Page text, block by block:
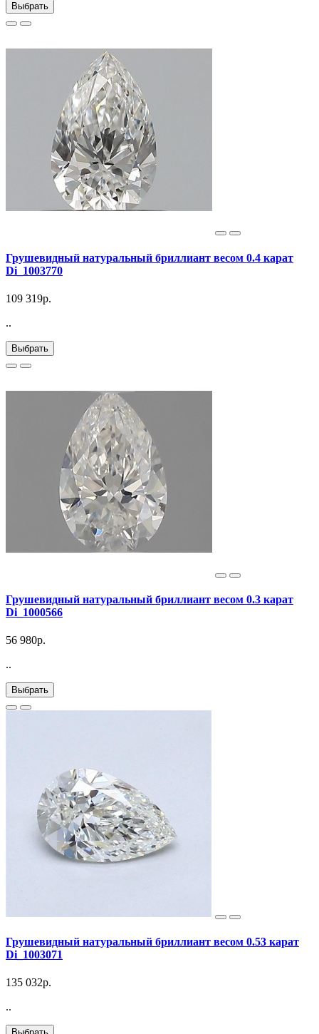
Выбрать
Грушевидный натуральный бриллиант весом 0.4 карат
Di_1003770
109 319р.
..
Выбрать
Грушевидный натуральный бриллиант весом 0.3 карат
Di_1000566
56 980р.
..
Выбрать
Грушевидный натуральный бриллиант весом 0.53 карат
Di_1003071
135 032р.
..